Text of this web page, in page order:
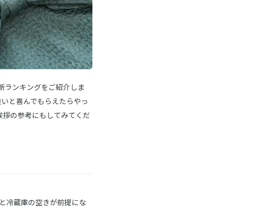
商品詳細はこちら
商品詳細はこちら
Amazonはこちら
楽天はこちら
ランキングをご紹介しま
と喜んでもらえたらやっ
の参考にもしてみてくだ
冷蔵庫の空きが前提にな